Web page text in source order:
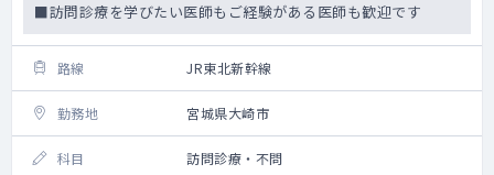
■訪問診療を学びたい医師もご経験がある医師も歓迎です
路線 JR東北新幹線
勤務地 宮城県大崎市
科目 訪問診療・不問